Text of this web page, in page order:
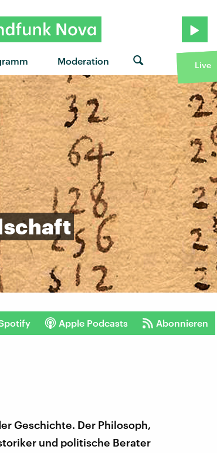
Moderation Live
Apple Podcasts Abonnieren
Geschichte. Der Philosoph,
und politische Berater